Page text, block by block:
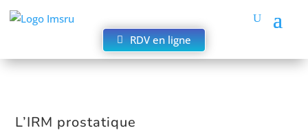
RDV en ligne
L’IRM prostatique